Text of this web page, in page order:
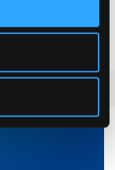
EUR